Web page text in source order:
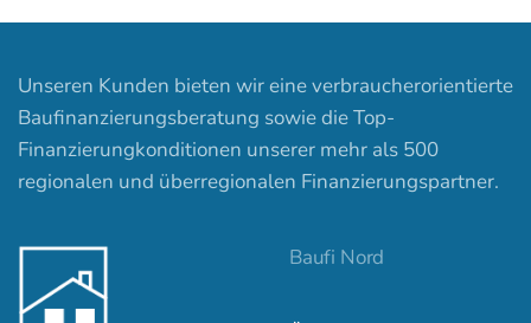
Unseren Kunden bieten wir eine verbraucherorientierte
Baufinanzierungsberatung sowie die Top-
Finanzierungkonditionen unserer mehr als 500
regionalen und überregionalen Finanzierungspartner.
Baufi Nord